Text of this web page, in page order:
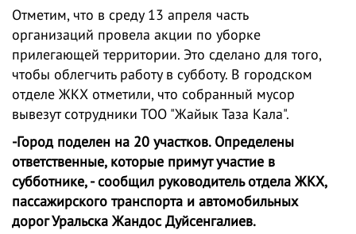
Отметим, что в среду 13 апреля часть
организаций провела акции по уборке
прилегающей территории. Это сделано для того,
чтобы облегчить работу в субботу. В городском
отделе ЖКХ отметили, что собранный мусор
вывезут сотрудники ТОО "Жайык Таза Кала".
-Город поделен на 20 участков. Определены
ответственные, которые примут участие в
субботнике, - сообщил руководитель отдела ЖКХ,
пассажирского транспорта и автомобильных
дорог Уральска Жандос Дуйсенгалиев.